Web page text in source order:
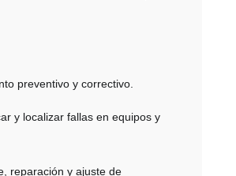
preventivo y correctivo.
y localizar fallas en equipos y
reparación y ajuste de